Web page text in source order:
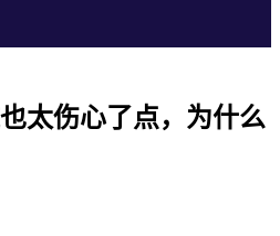
太伤心了点，为什么